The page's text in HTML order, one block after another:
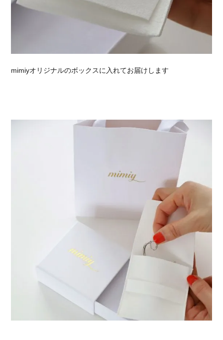
mimiyオリジナルのボックスに入れてお届けします